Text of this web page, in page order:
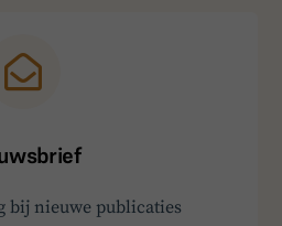
bij nieuwe publicaties